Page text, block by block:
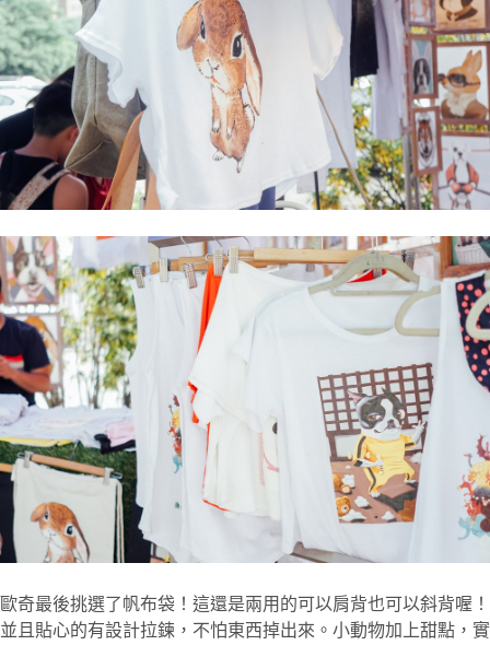
歐奇最後挑選了帆布袋！這還是兩用的可以肩背也可以斜背喔！
並且貼心的有設計拉鍊，不怕東西掉出來。小動物加上甜點，實